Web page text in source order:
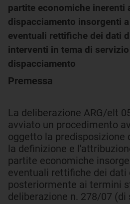
partite economiche inerenti
dispacciamento insorgenti
eventuali rettifiche dei dati
interventi in tema di
dispacciamento
Premessa
La deliberazione ARG/elt
avviato un procedimento
oggetto la predisposizione
la definizione e
partite economiche
eventuali rettifiche dei dati
posteriormente ai termini
deliberazione n. 278/07 (di